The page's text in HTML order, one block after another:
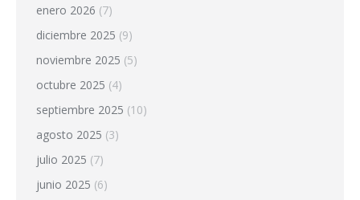
enero 2026 (7)
diciembre 2025 (9)
noviembre 2025 (5)
octubre 2025 (4)
septiembre 2025 (10)
agosto 2025 (3)
julio 2025 (7)
junio 2025 (6)